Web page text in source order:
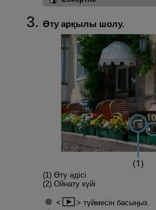
Өту арқылы шолу.
(1) Өту әдісі
(2) Ойнату күйі
түймесін басыңыз.